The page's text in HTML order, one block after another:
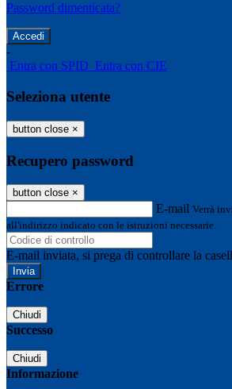
Password dimenticata?
-
Entra con SPID Entra con CIE
Seleziona utente
button close ×
Recupero password
button close ×
E-mail Verrà
all'indirizzo indicato con le istruzioni necessarie.
E-mail inviata, si prega di controllare la
Errore
Chiudi
Successo
Chiudi
Informazione